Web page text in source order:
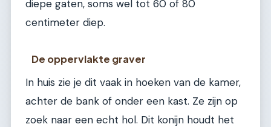
diepe gaten, soms wel tot 60 of 80
centimeter diep.
De oppervlakte graver
In huis zie je dit vaak in hoeken van de kamer,
achter de bank of onder een kast. Ze zijn op
zoek naar een echt hol. Dit konijn houdt het